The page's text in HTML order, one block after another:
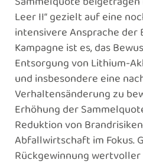
Leer II“ gezielt auf eine
intensivere Ansprache der
Kampagne ist es, das
Entsorgung von Lithium-
und insbesondere eine
Verhaltensänderung zu
Erhöhung der
Reduktion von
Abfallwirtschaft im Fokus.
Rückgewinnung